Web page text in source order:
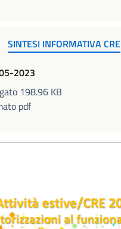
SINTESI INFORMATIVA CRE
2023
198.96 KB
pdf